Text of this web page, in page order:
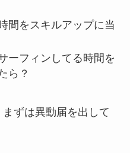
間をスキルアップに当
ーフィンしてる時間を
ら？
ずは異動届を出して